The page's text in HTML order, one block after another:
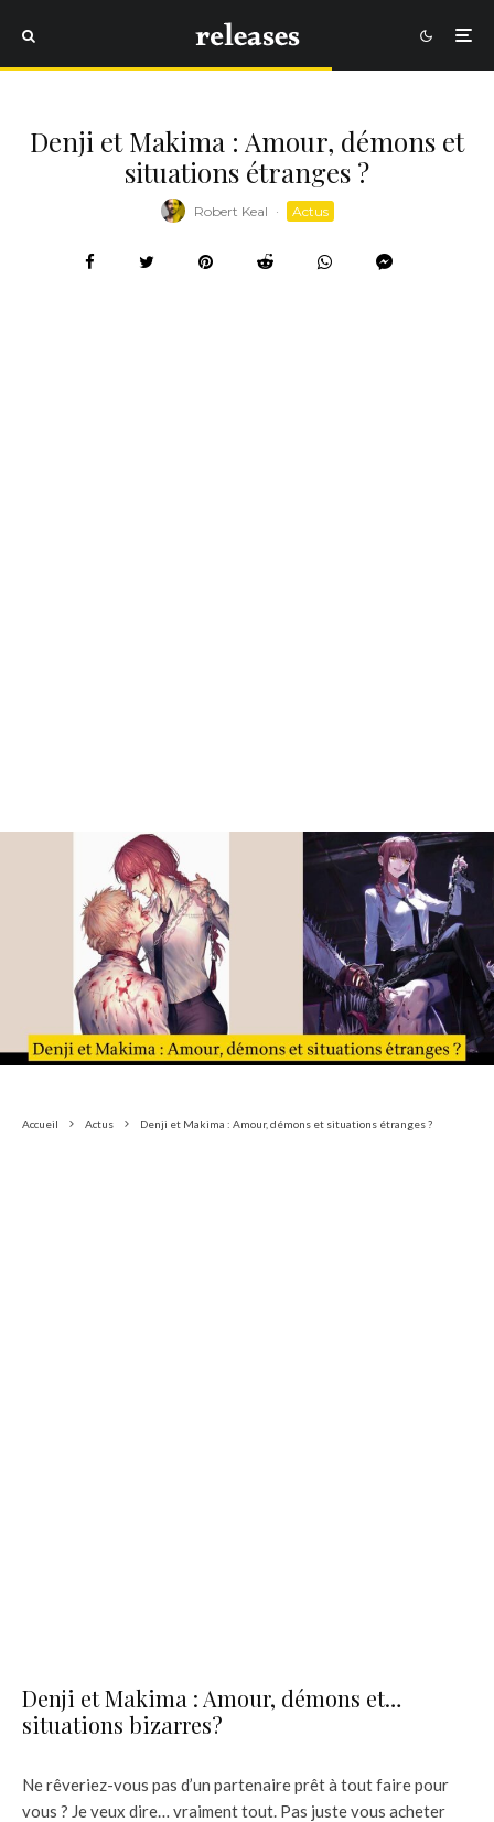
Denji et Makima : Amour, démons et
situations étranges ?
Robert Keal · Actus
Accueil Actus Denji et Makima : Amour, démons et situations étranges ?
Denji et Makima : Amour, démons et…
situations bizarres?
Ne rêveriez-vous pas d’un partenaire prêt à tout faire pour
vous ? Je veux dire… vraiment tout. Pas juste vous acheter